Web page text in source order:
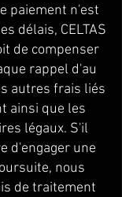
paiement n'est
délais, CELTAS
de compenser
rappel d'au
autres frais liés
ainsi que les
légaux. S'il
d'engager une
nous
de traitement